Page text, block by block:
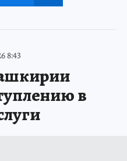
8:43
в